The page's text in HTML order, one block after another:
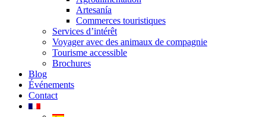
Artesanía
Commerces touristiques
Services d’intérêt
Voyager avec des animaux de compagnie
Tourisme accessible
Brochures
Blog
Événements
Contact